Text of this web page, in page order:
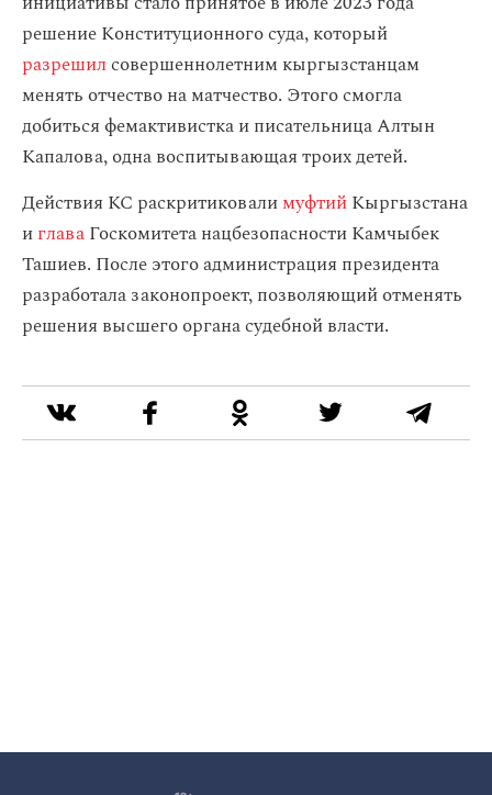
решение Конституционного суда, который
разрешилсовершеннолетним кыргызстанцам
менять отчество на матчество. Этого смогла
добиться фемактивистка и писательница Алтын
Капалова, одна воспитывающая троих детей.
Действия КС раскритиковалимуфтийКыргызстана
иглаваГоскомитета нацбезопасности Камчыбек
Ташиев. После этого администрация президента
разработала законопроект, позволяющий отменять
решения высшего органа судебной власти.